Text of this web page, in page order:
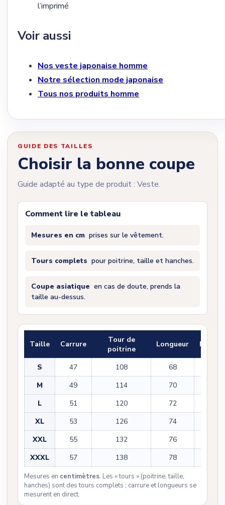
l’imprimé
Voir aussi
Nos veste japonaise homme
Notre sélection mode japonaise
Tous nos produits homme
GUIDE DES TAILLES
Choisir la bonne coupe
Guide adapté au type de produit : Veste.
Comment lire le tableau
Mesures en cm prises sur le vêtement.
Tours complets pour poitrine, taille et hanches.
Coupe asiatique en cas de doute, prends la
taille au-dessus.
Taille Carrure
Tour de
poitrine
Longueur
S 47 108 68
M
49 114 70
L
51 120 72
XL
53 126 74
XXL
55 132 76
XXXL
57 138 78
Mesures en centimètres. Les « tours » (poitrine, taille,
hanches) sont des tours complets ; carrure et longueurs se
mesurent en direct.